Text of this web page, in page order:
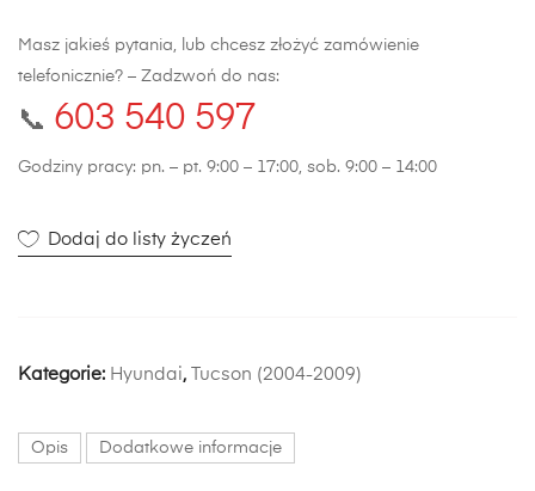
Masz jakieś pytania, lub chcesz złożyć zamówienie
telefonicznie? – Zadzwoń do nas:
📞 603 540 597
Godziny pracy: pn. – pt. 9:00 – 17:00, sob. 9:00 – 14:00
Dodaj do listy życzeń
Kategorie: Hyundai, Tucson (2004-2009)
Opis Dodatkowe informacje